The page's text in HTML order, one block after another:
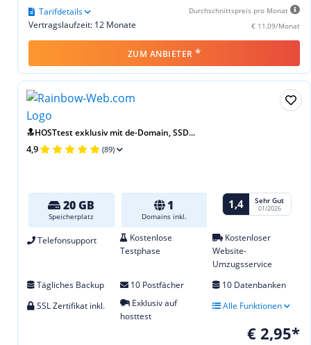
Durchschnittspreis pro Monat
€ 11,09/Monat
Vertragslaufzeit: 12 Monate
Tarifdetails
ZUM ANBIETER *
🔝HOSTtest exklusiv mit de-Domain, SSD...
4,9 (89)
20 GB
Speicherplatz
1
Domains inkl.
1,4 Sehr Gut
01/2026
Telefonsupport
Kostenlose
Testphase
Kostenloser
Website-
Umzugsservice
Tägliches Backup
10 Postfächer
10 Datenbanken
SSL Zertifikat inkl.
Exklusiv auf
hosttest
Alle Funktionen
€ 2,95*